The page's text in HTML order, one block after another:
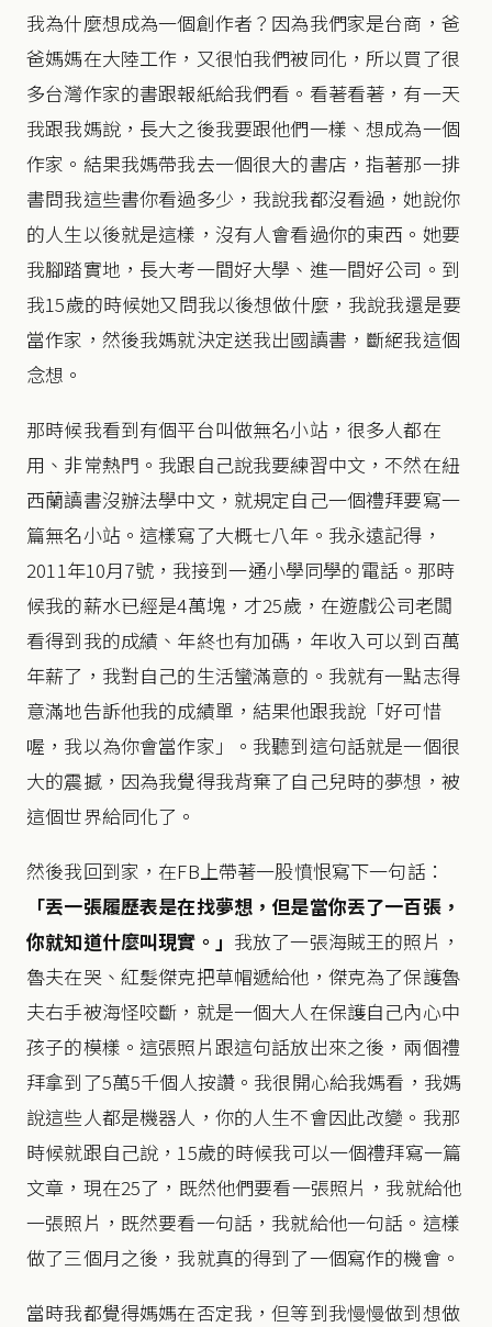
我為什麼想成為一個創作者？因為我們家是台商，爸
爸媽媽在大陸工作，又很怕我們被同化，所以買了很
多台灣作家的書跟報紙給我們看。看著看著，有一天
我跟我媽說，長大之後我要跟他們一樣、想成為一個
作家。結果我媽帶我去一個很大的書店，指著那一排
書問我這些書你看過多少，我說我都沒看過，她說你
的人生以後就是這樣，沒有人會看過你的東西。她要
我腳踏實地，長大考一間好大學、進一間好公司。到
我15歲的時候她又問我以後想做什麼，我說我還是要
當作家，然後我媽就決定送我出國讀書，斷絕我這個
念想。
那時候我看到有個平台叫做無名小站，很多人都在
用、非常熱門。我跟自己說我要練習中文，不然在紐
西蘭讀書沒辦法學中文，就規定自己一個禮拜要寫一
篇無名小站。這樣寫了大概七八年。我永遠記得，
2011年10月7號，我接到一通小學同學的電話。那時
候我的薪水已經是4萬塊，才25歲，在遊戲公司老闆
看得到我的成績、年終也有加碼，年收入可以到百萬
年薪了，我對自己的生活蠻滿意的。我就有一點志得
意滿地告訴他我的成績單，結果他跟我說「好可惜
喔，我以為你會當作家」。我聽到這句話就是一個很
大的震撼，因為我覺得我背棄了自己兒時的夢想，被
這個世界給同化了。
然後我回到家，在FB上帶著一股憤恨寫下一句話：
「丟一張履歷表是在找夢想，但是當你丟了一百張，
你就知道什麼叫現實。」 我放了一張海賊王的照片，
魯夫在哭、紅髮傑克把草帽遞給他，傑克為了保護魯
夫右手被海怪咬斷，就是一個大人在保護自己內心中
孩子的模樣。這張照片跟這句話放出來之後，兩個禮
拜拿到了5萬5千個人按讚。我很開心給我媽看，我媽
說這些人都是機器人，你的人生不會因此改變。我那
時候就跟自己說，15歲的時候我可以一個禮拜寫一篇
文章，現在25了，既然他們要看一張照片，我就給他
一張照片，既然要看一句話，我就給他一句話。這樣
做了三個月之後，我就真的得到了一個寫作的機會。
當時我都覺得媽媽在否定我，但等到我慢慢做到想做